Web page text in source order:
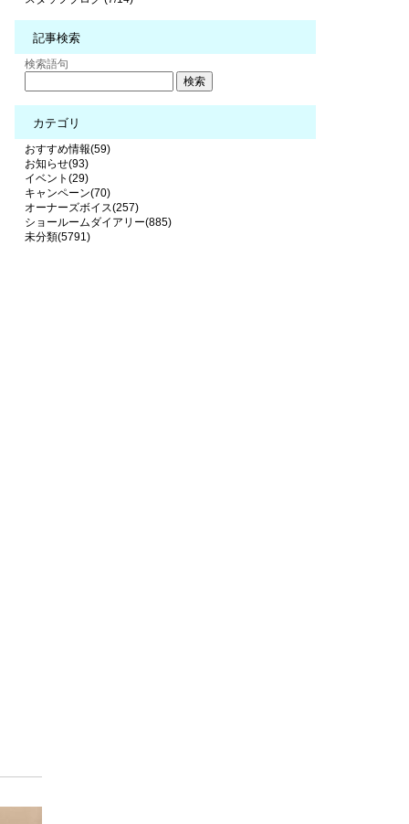
記事検索
検索語句
カテゴリ
おすすめ情報(59)
お知らせ(93)
イベント(29)
キャンペーン(70)
オーナーズボイス(257)
ショールームダイアリー(885)
未分類(5791)